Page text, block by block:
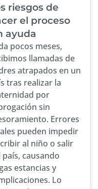
riesgos de
el proceso
ayuda
pocos meses,
llamadas de
atrapados en un
tras realizar la
por
sin
Errores
pueden impedir
al niño o salir
país, causando
estancias y
Lo